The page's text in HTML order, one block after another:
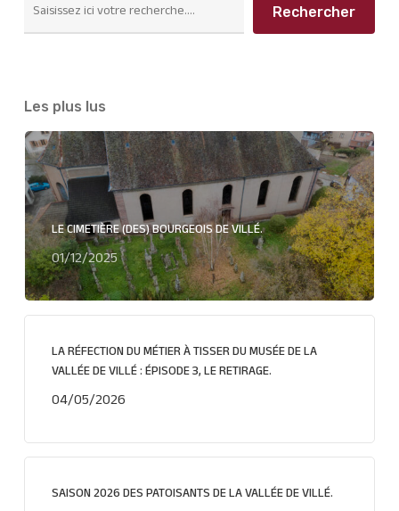
Rechercher
Les plus lus
LE CIMETIÈRE (DES) BOURGEOIS DE VILLÉ.
01/12/2025
LA RÉFECTION DU MÉTIER À TISSER DU MUSÉE DE LA
VALLÉE DE VILLÉ : ÉPISODE 3, LE RETIRAGE.
04/05/2026
SAISON 2026 DES PATOISANTS DE LA VALLÉE DE VILLÉ.